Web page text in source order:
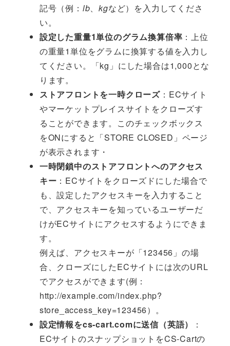
記号（例： lb、kgなど）を入力してくださ
い。
設定した重量1単位のグラム換算倍率 ：上位
の重量1単位をグラムに換算する値を入力し
てください。「kg」にした場合は1,000とな
ります。
ストアフロントを一時クローズ ：ECサイト
やマーケットプレイスサイトをクローズす
ることができます。このチェックボックス
をONにすると「STORE CLOSED」ページ
が表示されます・
一時閉鎖中のストアフロントへのアクセス
キー ：ECサイトをクローズドにした場合で
も、設定したアクセスキーを入力すること
で、アクセスキーを知っているユーザーだ
けがECサイトにアクセスするようにできま
す。
例えば、アクセスキーが「123456」の場
合、クローズにしたECサイトには次のURL
でアクセスができます(例：
http://example.com/index.php?
store_access_key=123456）。
設定情報をcs-cart.comに送信（英語）
：
ECサイトのスナップショットをCS-Cartの